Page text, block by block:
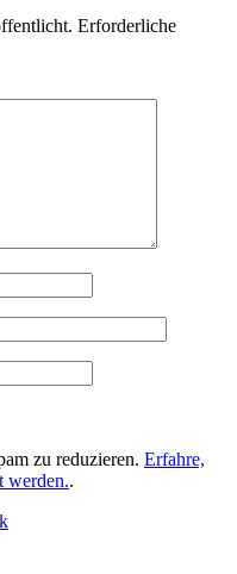
Erforderliche
zu reduzieren. Erfahre,
werden..